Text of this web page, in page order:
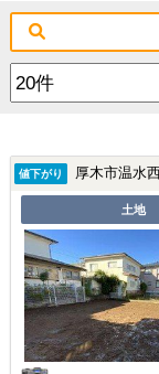
値下がり 厚木市温水
土地